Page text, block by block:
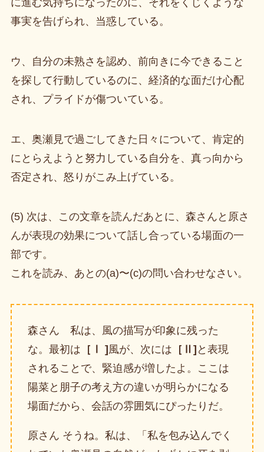
事実を告げられ、当惑している。
ウ、自分の未熟さを認め、前向きに今できること
を探して行動しているのに、経済的な面だけ心配
され、プライドが傷ついている。
エ、奥瀬見で過ごしてきた日々について、肯定的
にとらえようと努力している自分を、真っ向から
否定され、怒りがこみ上げている。
(5) 次は、この文章を読んだあとに、森さんと原さ
んが表現の効果について話し合っている場面の一
部です。
これを読み、あとの(a)〜(c)の問い合わせなさい。
森さん 私は、風の描写が印象に残った
な。最初は ［Ⅰ ] 風が、次には ［Ⅱ] と表現
されることで、緊迫感が増したよ。ここは
陽菜と朋子の考え方の違いが明らかになる
場面だから、会話の雰囲気にぴったりだ。
原さん そうね。私は、「私を包み込んでく